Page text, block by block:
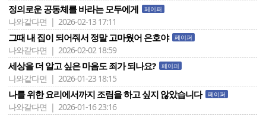
정의로운 공동체를 바라는 모두에게 페이퍼
나와같다면 | 2026-02-13 17:11
그때 내 집이 되어줘서 정말 고마웠어 은호야 페이퍼
나와같다면 | 2026-02-02 18:59
세상을 더 알고 싶은 마음도 죄가 되나요? 페이퍼
나와같다면 | 2026-01-23 18:15
나를 위한 요리에서까지 조림을 하고 싶지 않았습니다 페이퍼
나와같다면 | 2026-01-16 23:16